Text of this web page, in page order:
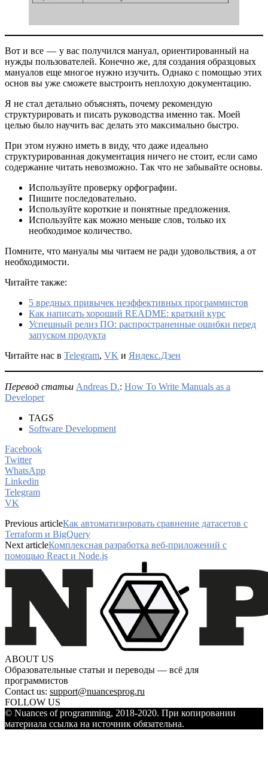
Вот и все — у вас получился мануал, ориентированный на
нужды пользователей. Конечно же, для создания образцовых
мануалов еще многое нужно изучить. Однако с помощью этих
основ вы уже сможете выстроить неплохую документацию.
Я не стал детально объяснять, почему рекомендую
структурировать и писать руководства именно так. Моей
целью было научить вас делать это максимально быстро.
При этом нужно иметь в виду, что даже идеально
структурированная документация ничего не стоит, если само
содержание читать невозможно. Так что не забывайте основы.
Используйте проверку орфографии.
Пишите последовательно.
Используйте короткие и понятные предложения.
Используйте как можно меньше слов, только их
необходимое количество.
Помните, что мануалы мы читаем не ради удовольствия, а от
необходимости.
Читайте также:
5 вредных привычек неэффективных программистов
Как написать хороший README: краткий курс
Успешный релиз ПО: распространенные ошибки перед
запуском продукта
Читайте нас в Telegram, VK и Яндекс.Дзен
Перевод статьи Andreas D.: How To Write Manuals as a
Developer
TAGS
Software Development
Facebook
Twitter
WhatsApp
Linkedin
Telegram
VK
Previous articleКак автоматизировать сравнение датасетов с
Terraform и BigQuery
Next articleКомплексная разработка веб-приложений с
помощью React и Node.js
ABOUT US
Образовательные статьи и переводы — всё для
программистов
Contact us: support@nuancesprog.ru
FOLLOW US
© Nuances of programming, 2018-2020. При копировании
материала ссылка на источник обязательна.